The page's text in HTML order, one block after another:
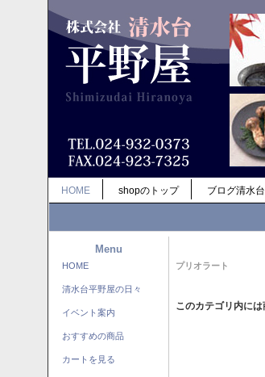
HOME shopのトップ ブログ清水
Menu
HOME
清水台平野屋の日々
イベント案内
おすすめの商品
カートを見る
プリオラート
このカテゴリ内には